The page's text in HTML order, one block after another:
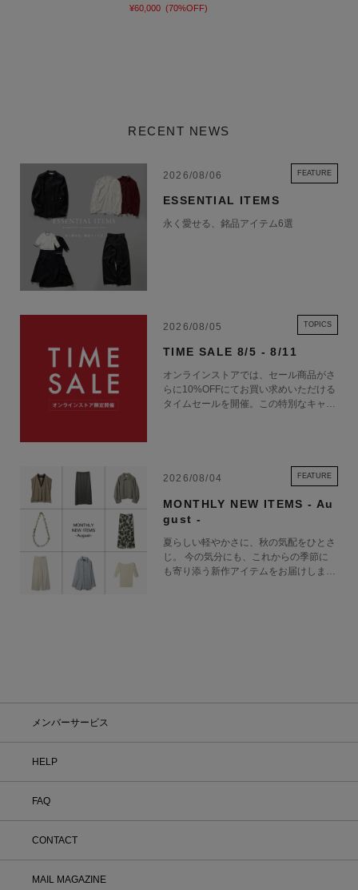
¥60,000 (70%OFF)
RECENT NEWS
2026/08/06 FEATURE
ESSENTIAL ITEMS
永く愛せる、銘品アイテム6選
2026/08/05 TOPICS
TIME SALE 8/5 - 8/11
オンラインストアでは、セール商品がさ
らに10%OFFにてお買い求めいただける
タイムセールを開催。この特別なキャン
2026/08/04 FEATURE
MONTHLY NEW ITEMS - Au
gust -
夏らしい軽やかさに、秋の気配をひとさ
じ。 今の気分にも、これからの季節に
も寄り添う新作アイテムをお届けしま
メンバーサービス
HELP
FAQ
CONTACT
MAIL MAGAZINE